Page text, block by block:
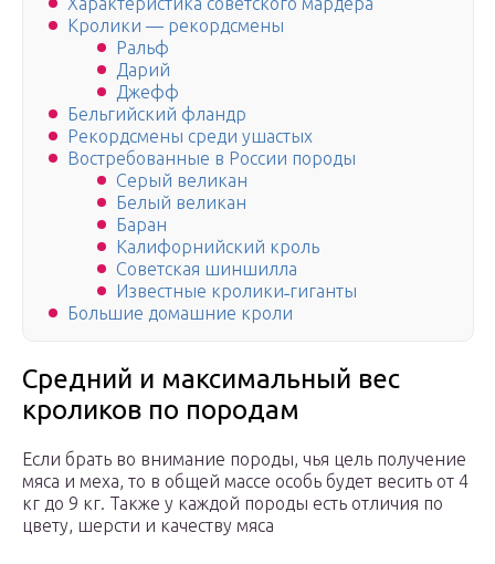
Кролики — рекордсмены
Ральф
Дарий
Джефф
Бельгийский фландр
Рекордсмены среди ушастых
Востребованные в России породы
Серый великан
Белый великан
Баран
Калифорнийский кроль
Советская шиншилла
Известные кролики˗гиганты
Большие домашние кроли
Средний и максимальный вес
кроликов по породам
Если брать во внимание породы, чья цель получение
мяса и меха, то в общей массе особь будет весить от 4
кг до 9 кг. Также у каждой породы есть отличия по
цвету, шерсти и качеству мяса